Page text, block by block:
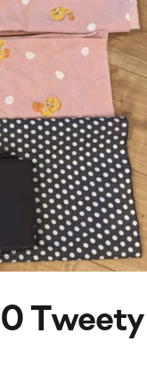
Tweety